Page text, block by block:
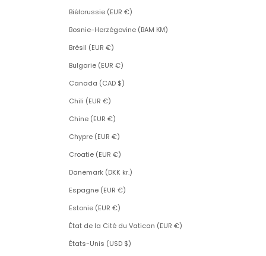
Biélorussie (EUR €)
Bosnie-Herzégovine (BAM КМ)
Brésil (EUR €)
Bulgarie (EUR €)
Canada (CAD $)
Chili (EUR €)
Chine (EUR €)
Chypre (EUR €)
Croatie (EUR €)
Danemark (DKK kr.)
Espagne (EUR €)
Estonie (EUR €)
État de la Cité du Vatican (EUR €)
États-Unis (USD $)